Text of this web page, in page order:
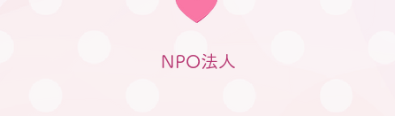
い。」とのお返事。 そのため、
NPO法人